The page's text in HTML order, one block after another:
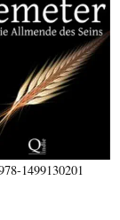
1499130201